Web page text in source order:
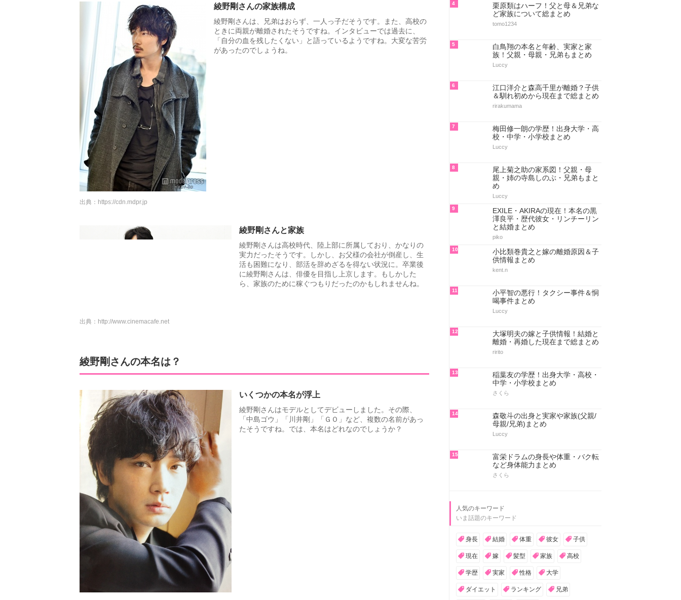
綾野剛さんの家族構成
綾野剛さんは、兄弟はおらず、一人っ子だそうです。また、高校の
ときに両親が離婚されたそうですね。インタビューでは過去に、
「自分の血を残したくない」と語っているようですね。大変な苦労
があったのでしょうね。
出典： https://cdn.mdpr.jp
綾野剛さんと家族
綾野剛さんは高校時代、陸上部に所属しており、かなりの
実力だったそうです。しかし、お父様の会社が倒産し、生
活も困難になり、部活を辞めざるを得ない状況に。卒業後
に綾野剛さんは、俳優を目指し上京します。もしかした
ら、家族のために稼ぐつもりだったのかもしれませんね。
出典： http://www.cinemacafe.net
綾野剛さんの本名は？
いくつかの本名が浮上
綾野剛さんはモデルとしてデビューしました。その際、
「中島ゴウ」「川井剛」「ＧＯ」など、複数の名前があっ
たそうですね。では、本名はどれなのでしょうか？
4
栗原類はハーフ！父と母＆兄弟な
ど家族について総まとめ
tomo1234
5
白鳥翔の本名と年齢、実家と家
族！父親・母親・兄弟もまとめ
Luccy
6
江口洋介と森高千里が離婚？子供
＆馴れ初めから現在まで総まとめ
rirakumama
7
梅田修一朗の学歴！出身大学・高
校・中学・小学校まとめ
Luccy
8
尾上菊之助の家系図！父親・母
親・姉の寺島しのぶ・兄弟もまと
め
Luccy
9
EXILE・AKIRAの現在！本名の黒
澤良平・歴代彼女・リンチーリン
と結婚まとめ
piko
10
小比類巻貴之と嫁の離婚原因＆子
供情報まとめ
kent.n
11
小平智の悪行！タクシー事件＆恫
喝事件まとめ
Luccy
12
大塚明夫の嫁と子供情報！結婚と
離婚・再婚した現在まで総まとめ
ririto
13
稲葉友の学歴！出身大学・高校・
中学・小学校まとめ
さくら
14
森敬斗の出身と実家や家族(父親/
母親/兄弟)まとめ
Luccy
15
富栄ドラムの身長や体重・バク転
など身体能力まとめ
さくら
人気のキーワード
いま話題のキーワード
身長 結婚 体重 彼女 子供
現在 嫁 髪型 家族 高校
学歴 実家 性格 大学
ダイエット ランキング 兄弟